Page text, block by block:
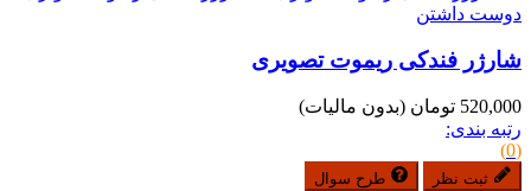
دوست داشتن
شارژر فندکی ریموت تصویری
520,000 تومان
(بدون مالیات)
رتبه بندی:
(0)
ثبت نظر طرح سوال